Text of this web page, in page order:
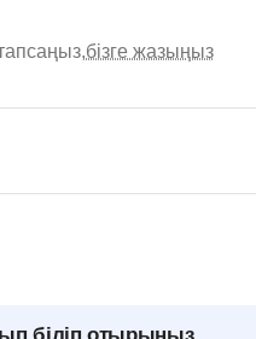
бізге жазыңыз